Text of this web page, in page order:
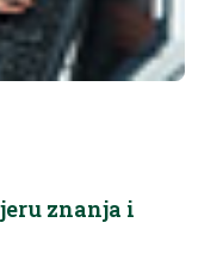
znanja i